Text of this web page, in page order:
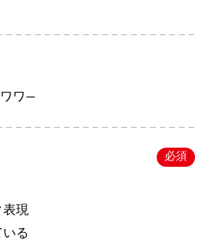
ワ―
必須
現
る